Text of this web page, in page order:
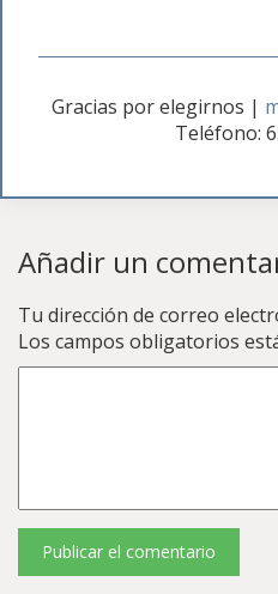
Gracias por elegirnos |
Teléfono:
Añadir un
Tu dirección de correo
Los campos obligatorios